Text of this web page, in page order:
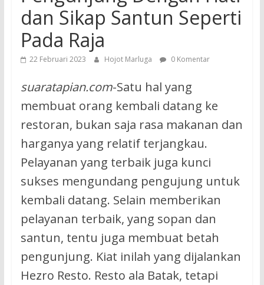
dan Sikap Santun Seperti
Pada Raja
22 Februari 2023 Hojot Marluga 0 Komentar
suaratapian.com-Satu hal yang
membuat orang kembali datang ke
restoran, bukan saja rasa makanan dan
harganya yang relatif terjangkau.
Pelayanan yang terbaik juga kunci
sukses mengundang pengujung untuk
kembali datang. Selain memberikan
pelayanan terbaik, yang sopan dan
santun, tentu juga membuat betah
pengunjung. Kiat inilah yang dijalankan
Hezro Resto. Resto ala Batak, tetapi